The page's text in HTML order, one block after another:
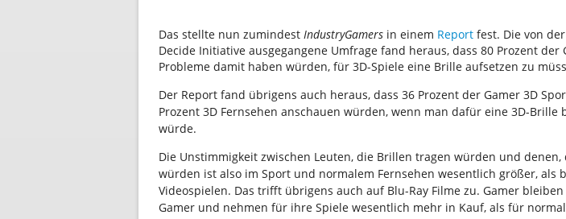
Das stellte nun zumindest IndustryGamers in einem Report fest. Die von
Decide Initiative ausgegangene Umfrage fand heraus, dass 80 Prozent der
Probleme damit haben würden, für 3D-Spiele eine Brille aufsetzen zu
Der Report fand übrigens auch heraus, dass 36 Prozent der Gamer 3D
Prozent 3D Fernsehen anschauen würden, wenn man dafür eine 3D-Brille
würde.
Die Unstimmigkeit zwischen Leuten, die Brillen tragen würden und denen,
würden ist also im Sport und normalem Fernsehen wesentlich größer, als
Videospielen. Das trifft übrigens auch auf Blu-Ray Filme zu. Gamer
Gamer und nehmen für ihre Spiele wesentlich mehr in Kauf, als für